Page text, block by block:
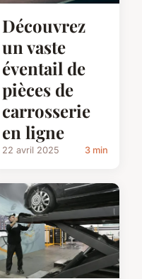
Découvrez
un vaste
éventail de
pièces de
carrosserie
en ligne
22 avril 2025 3 min